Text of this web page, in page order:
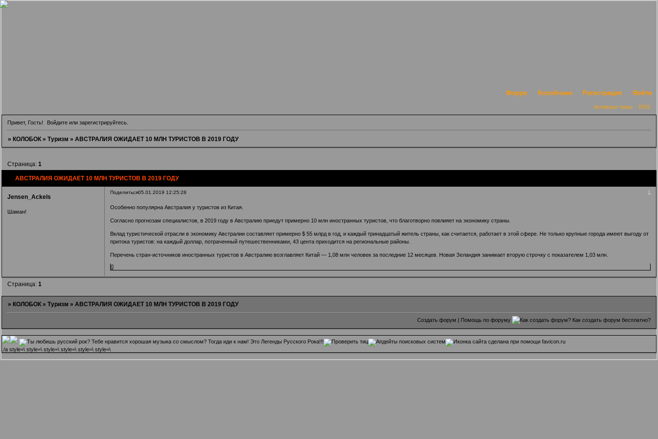
Форум Колобчане Регистрация Войти
Активные темы RSS
Привет, Гость! Войдите илизарегистрируйтесь
» КОЛОБОК » Туризм » АВСТРАЛИЯ ОЖИДАЕТ 10 МЛН ТУРИСТОВ В 2019 ГОДУ
АВСТРАЛИЯ ОЖИДАЕТ 10 МЛН ТУРИСТОВ В 2019 ГОДУ
Страница: 1
Поделиться 1
05.01.2019 12:25:28
Jensen_Ackels
Шаман!
Особенно популярна Австралия у туристов из Китая.
Согласно прогнозам специалистов, в 2019 году в Австралию приедут примерно 10 млн иностранных туристов, что благотворно повлияет на экономику страны.
Вклад туристической отрасли в экономику Австралии составляет примерно $ 55 млрд в год, и каждый тринадцатый житель страны, как считается, работает в этой сфере. Не только крупные города имеют выгоду от
притока туристов: на каждый доллар, потраченный путешественниками, 43 цента приходится на региональные районы.
Перечень стран-источников иностранных туристов в Австралию возглавляет Китай — 1,08 млн человек за последние 12 месяцев. Новая Зеландия занимает вторую строчку с показателем 1,03 млн.
0
Страница: 1
» КОЛОБОК » Туризм » АВСТРАЛИЯ ОЖИДАЕТ 10 МЛН ТУРИСТОВ В 2019 ГОДУ
Создать форум | Помощь по форуму
/a style=\ style=\ style=\ style=\ style=\ style=\